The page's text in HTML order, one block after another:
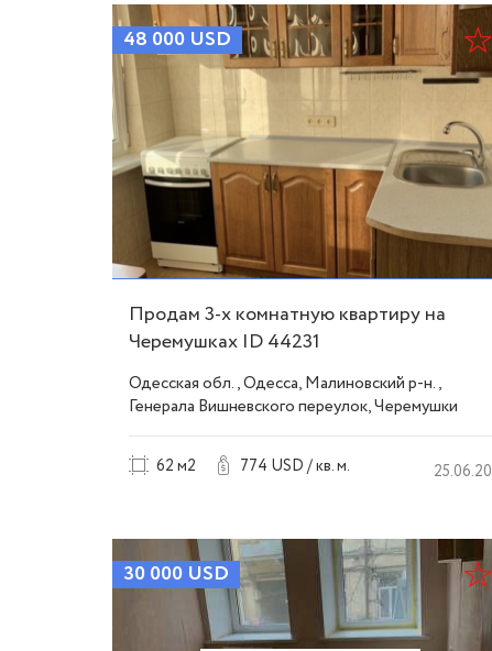
48 000 USD
Продам 3-х комнатную квартиру на
Черемушках ID 44231
Одесская обл., Одесса, Малиновский р-н.,
Генерала Вишневского переулок, Черемушки
62 м2 774 USD / кв. м. 25.06.20
30 000 USD